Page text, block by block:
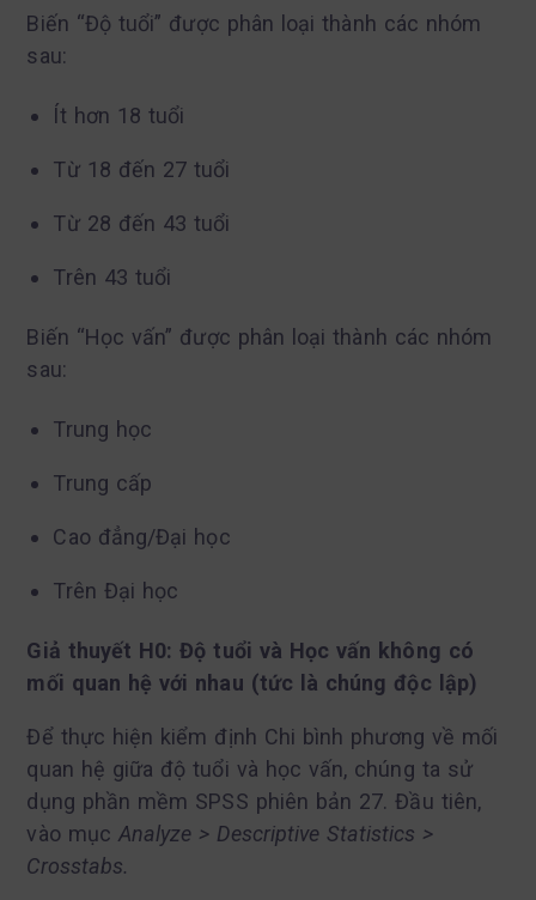
Biến “Độ tuổi” được phân loại thành các nhóm
sau:
Ít hơn 18 tuổi
Từ 18 đến 27 tuổi
Từ 28 đến 43 tuổi
Trên 43 tuổi
Biến “Học vấn” được phân loại thành các nhóm
sau:
Trung học
Trung cấp
Cao đẳng/Đại học
Trên Đại học
Giả thuyết H0: Độ tuổi và Học vấn không có
mối quan hệ với nhau (tức là chúng độc lập)
Để thực hiện kiểm định Chi bình phương về mối
quan hệ giữa độ tuổi và học vấn, chúng ta sử
dụng phần mềm SPSS phiên bản 27. Đầu tiên,
vào mục Analyze > Descriptive Statistics >
Crosstabs.